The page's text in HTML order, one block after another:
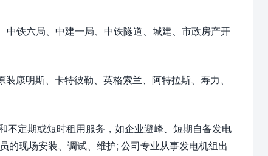
铁六局、中建一局、中铁隧道、城建、市政房产开
明斯、卡特彼勒、英格索兰、阿特拉斯、寿力、
定期或短时租用服务，如企业避峰、短期自备发电
的现场安装、调试、维护; 公司专业从事发电机组出